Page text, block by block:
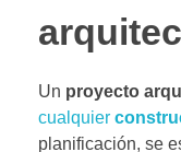
Un proyecto
cualquier
planificación, se